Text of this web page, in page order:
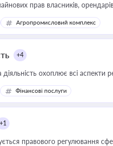
прав власників,
Агропромисловий комплекс
+4
діяльність охоплює всі аспекти
Фінансові послуги
+1
правового регулювання